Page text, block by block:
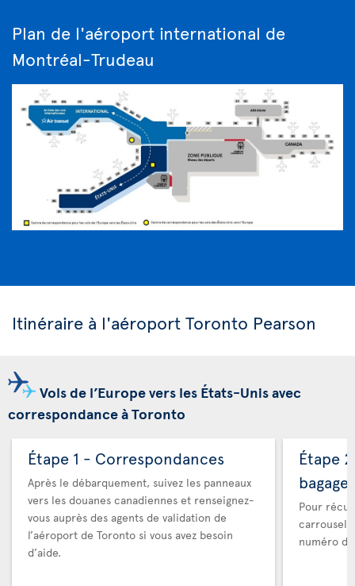
Plan de l'aéroport international de
Montréal-Trudeau
Itinéraire à l'aéroport Toronto Pearson
Vols de l’Europe vers les États-Unis avec
correspondance à Toronto
Étape 1 - Correspondances
Après le débarquement, suivez les panneaux
vers les douanes canadiennes et renseignez-
vous auprès des agents de validation de
l’aéroport de Toronto si vous avez besoin
d’aide.
Étape
Pour
carrousel
numéro